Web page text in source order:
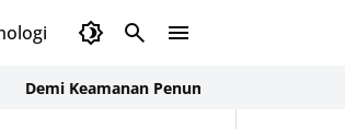
Olahraga
Keamanan Penumpang, ASDP Terapkan